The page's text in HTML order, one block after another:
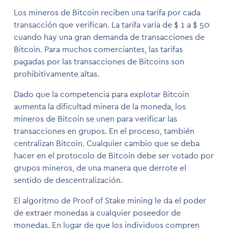
Los mineros de Bitcoin reciben una tarifa por cada
transacción que verifican. La tarifa varía de $ 1 a $ 50
cuando hay una gran demanda de transacciones de
Bitcoin. Para muchos comerciantes, las tarifas
pagadas por las transacciones de Bitcoins son
prohibitivamente altas.
Dado que la competencia para explotar Bitcoin
aumenta la dificultad minera de la moneda, los
mineros de Bitcoin se unen para verificar las
transacciones en grupos. En el proceso, también
centralizan Bitcoin. Cualquier cambio que se deba
hacer en el protocolo de Bitcoin debe ser votado por
grupos mineros, de una manera que derrote el
sentido de descentralización.
El algoritmo de Proof of Stake mining le da el poder
de extraer monedas a cualquier poseedor de
monedas. En lugar de que los individuos compren